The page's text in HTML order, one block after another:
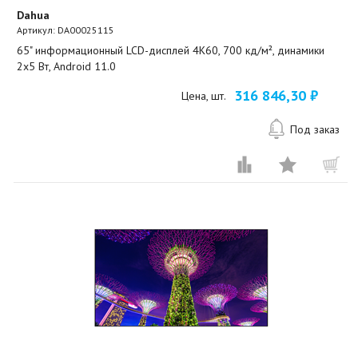
Dahua
Артикул: DA00025115
65" информационный LCD-дисплей 4K60, 700 кд/м², динамики
2x5 Вт, Android 11.0
Цена, шт. 316 846,30 ₽
Под заказ